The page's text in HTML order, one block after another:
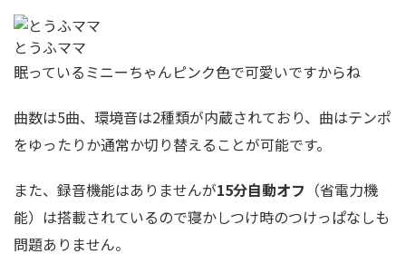
とうふママ
眠っているミニーちゃんピンク色で可愛いですからね
曲数は5曲、環境音は2種類が内蔵されており、曲はテンポ
をゆったりか通常か切り替えることが可能です。
また、録音機能はありませんが15分自動オフ （省電力機
能）は搭載されているので寝かしつけ時のつけっぱなしも
問題ありません。